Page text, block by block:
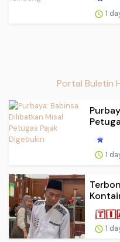
1
Portal Buletin
1
1